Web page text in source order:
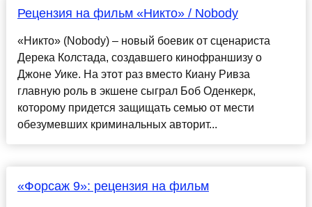
Рецензия на фильм «Никто» / Nobody
«Никто» (Nobody) – новый боевик от сценариста
Дерека Колстада, создавшего кинофраншизу о
Джоне Уике. На этот раз вместо Киану Ривза
главную роль в экшене сыграл Боб Оденкерк,
которому придется защищать семью от мести
обезумевших криминальных авторит...
«Форсаж 9»: рецензия на фильм